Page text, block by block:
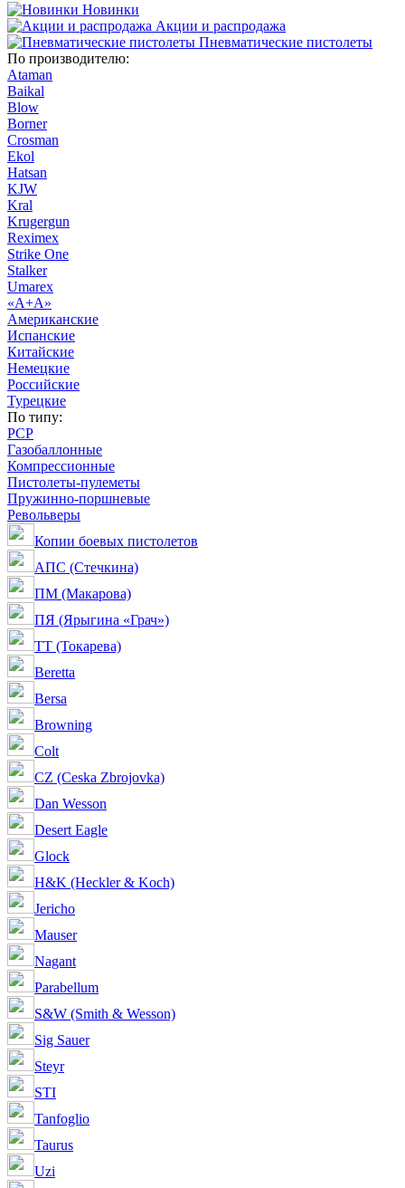
Новинки
Акции и распродажа
Пневматические пистолеты
По производителю:
Ataman
Baikal
Blow
Borner
Crosman
Ekol
Hatsan
KJW
Kral
Krugergun
Reximex
Strike One
Stalker
Umarex
«А+А»
Американские
Испанские
Китайские
Немецкие
Российские
Турецкие
По типу:
PCP
Газобаллонные
Компрессионные
Пистолеты-пулеметы
Пружинно-поршневые
Револьверы
Копии боевых пистолетов
АПС (Стечкина)
ПМ (Макарова)
ПЯ (Ярыгина «Грач»)
ТТ (Токарева)
Beretta
Bersa
Browning
Colt
CZ (Ceska Zbrojovka)
Dan Wesson
Desert Eagle
Glock
H&K (Heckler & Koch)
Jericho
Mauser
Nagant
Parabellum
S&W (Smith & Wesson)
Sig Sauer
Steyr
STI
Tanfoglio
Taurus
Uzi